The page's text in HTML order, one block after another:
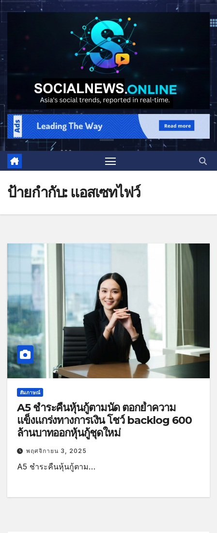
ป้ายกำกับ: แอสเซทไฟว์
สัมภาษณ์
A5 ชำระคืนหุ้นกู้ตามนัด ตอกย้ำความ
แข็งแกร่งทางการเงิน โชว์ backlog 600
ล้านบาทออกหุ้นกู้ชุดใหม่
พฤศจิกายน 3, 2025
A5 ชำระคืนหุ้นกู้ตาม…